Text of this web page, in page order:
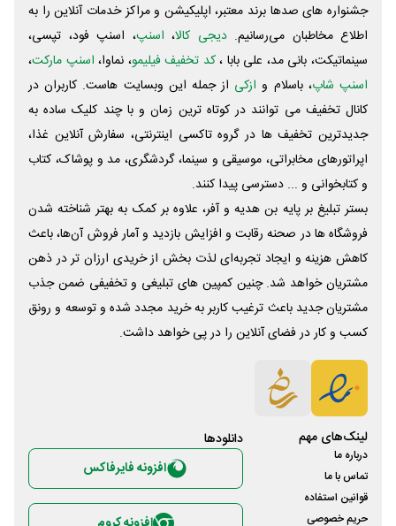
جشنواره های صدها برند معتبر، اپلیکیشن و مراکز خدمات آنلاین را به
اطلاع مخاطبان می‌رسانیم. دیجی کالا، اسنپ، اسنپ فود، تپسی،
سینماتیکت، بانی مد، علی‌ بابا ،کد تخفیف فیلیمو، نماوا، اسنپ مارکت،
اسنپ شاپ، باسلام و ازکی از جمله این وبسایت ‌هاست. کاربران در
کانال تخفیف می توانند در کوتاه ترین زمان و با چند کلیک ساده به
جدیدترین تخفیف ها در گروه تاکسی اینترنتی، سفارش آنلاین غذا،
اپراتورهای مخابراتی، موسیقی و سینما، گردشگری، مد و پوشاک، کتاب
و کتابخوانی و ... دسترسی پیدا کنند.
بستر تبلیغ بر پایه بن هدیه و آفر، علاوه بر کمک به بهتر شناخته شدن
فروشگاه ها در صحنه رقابت و افزایش بازدید و آمار فروش آن‌ها، باعث
کاهش هزینه و ایجاد تجربه‌ای لذت بخش از خریدی ارزان تر در ذهن
مشتریان خواهد شد. چنین کمپین های تبلیغی و تخفیفی ضمن جذب
مشتریان جدید باعث ترغیب کاربر به خرید مجدد شده و توسعه و رونق
کسب و کار در فضای آنلاین را در پی خواهد داشت.
لینک‌های مهم
درباره ما
تماس با ما
قوانین استفاده
حریم خصوصی
دانلود‌ها
افزونه فایرفاکس